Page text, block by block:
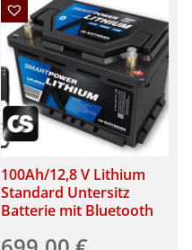
100Ah/12,8 V Lithium
Standard Untersitz
Batterie mit Bluetooth